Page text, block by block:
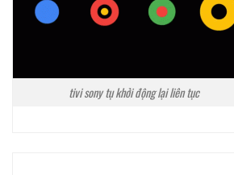
tivi sony tụ khởi động lại liên tục